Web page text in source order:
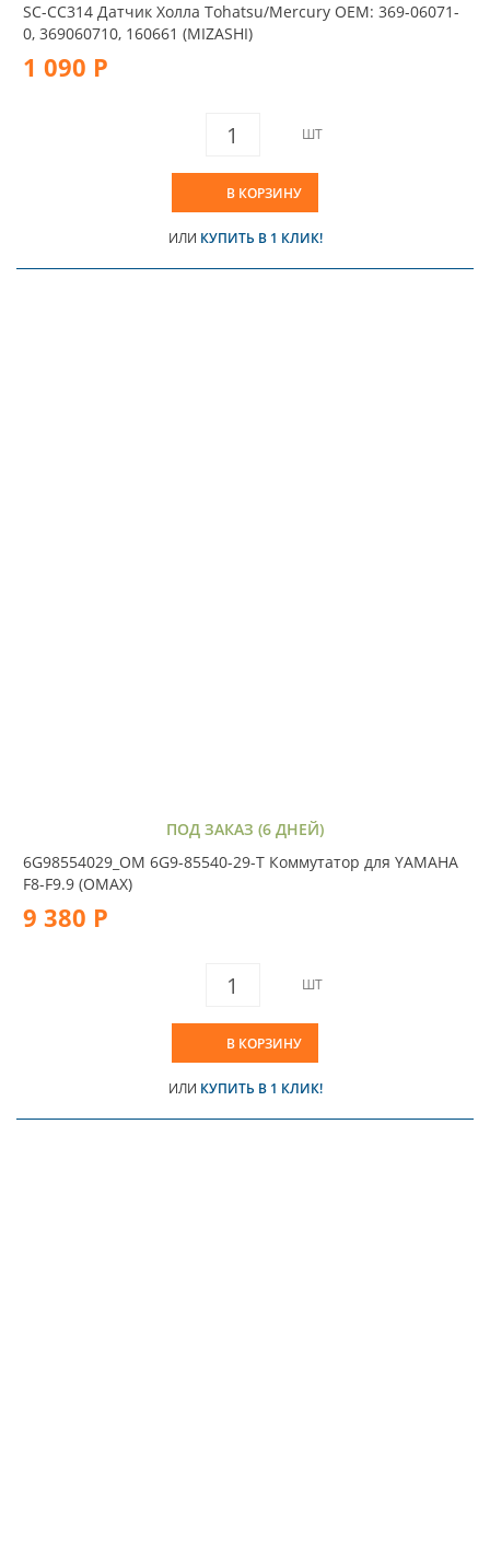
SC-CC314 Датчик Холла Tohatsu/Mercury OEM: 369-06071-
0, 369060710, 160661 (MIZASHI)
1 090 Р
ШТ
В КОРЗИНУ
ИЛИ КУПИТЬ В 1 КЛИК!
ПОД ЗАКАЗ (6 ДНЕЙ)
6G98554029_OM 6G9-85540-29-T Коммутатор для YAMAHA
F8-F9.9 (OMAX)
9 380 Р
ШТ
В КОРЗИНУ
ИЛИ КУПИТЬ В 1 КЛИК!